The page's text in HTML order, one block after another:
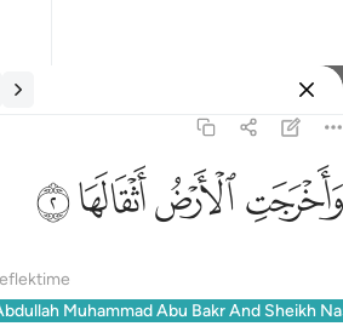
ﱺﱻﱼﱽ
Muhammad Abu Bakr And Sheikh